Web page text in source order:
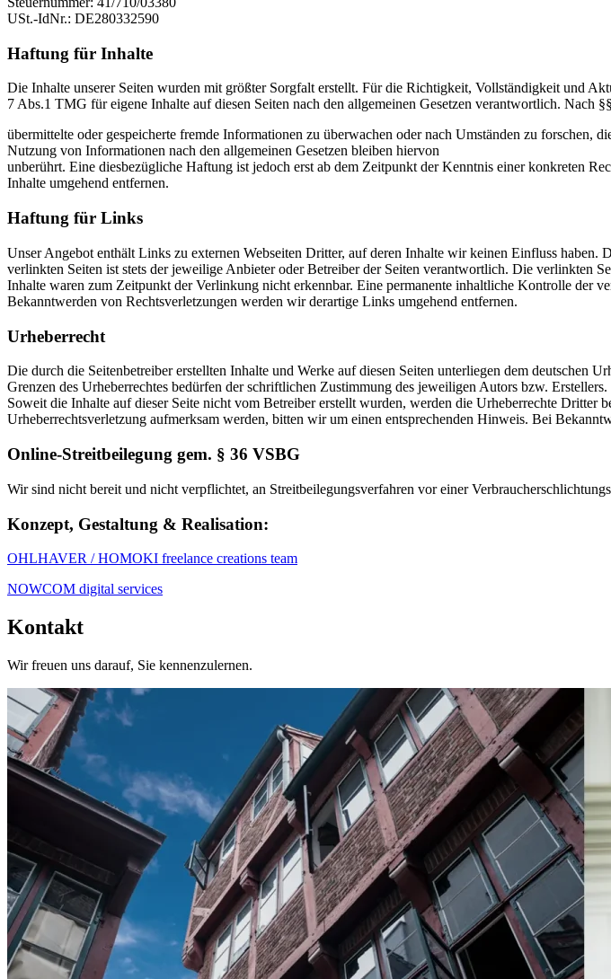
USt.-IdNr.: DE280332590
Haftung für Inhalte
Die Inhalte unserer Seiten wurden mit größter Sorgfalt erstellt. Für die Richtigkeit, Vollständigkeit und
7 Abs.1 TMG für eigene Inhalte auf diesen Seiten nach den allgemeinen Gesetzen verantwortlich. Nach
übermittelte oder gespeicherte fremde Informationen zu überwachen oder nach Umständen zu
Nutzung von Informationen nach den allgemeinen Gesetzen bleiben hiervon
unberührt. Eine diesbezügliche Haftung ist jedoch erst ab dem Zeitpunkt der Kenntnis einer konkreten
Inhalte umgehend entfernen.
Haftung für Links
Unser Angebot enthält Links zu externen Webseiten Dritter, auf deren Inhalte wir keinen Einfluss
verlinkten Seiten ist stets der jeweilige Anbieter oder Betreiber der Seiten verantwortlich. Die verlinkten
Inhalte waren zum Zeitpunkt der Verlinkung nicht erkennbar. Eine permanente inhaltliche Kontrolle der
Bekanntwerden von Rechtsverletzungen werden wir derartige Links umgehend entfernen.
Urheberrecht
Die durch die Seitenbetreiber erstellten Inhalte und Werke auf diesen Seiten unterliegen dem
Grenzen des Urheberrechtes bedürfen der schriftlichen Zustimmung des jeweiligen Autors bzw.
Soweit die Inhalte auf dieser Seite nicht vom Betreiber erstellt wurden, werden die Urheberrechte Dritter
Urheberrechtsverletzung aufmerksam werden, bitten wir um einen entsprechenden Hinweis. Bei
Online-Streitbeilegung gem. § 36 VSBG
Wir sind nicht bereit und nicht verpflichtet, an Streitbeilegungsverfahren vor einer
Konzept, Gestaltung & Realisation:
OHLHAVER / HOMOKI freelance creations team
NOWCOM digital services
Kontakt
Wir freuen uns darauf, Sie kennenzulernen.